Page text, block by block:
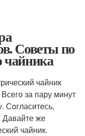
Советы по
чайника
чайник
за пару минут
Согласитесь,
Давайте же
чайник.